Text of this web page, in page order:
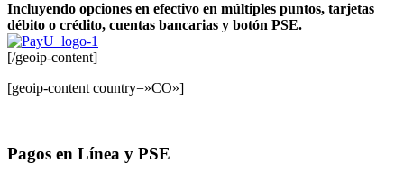
Incluyendo opciones en efectivo en múltiples puntos, tarjetas
débito o crédito, cuentas bancarias y botón PSE.
[/geoip-content]
[geoip-content country=»CO»]
Pagos en Línea y PSE